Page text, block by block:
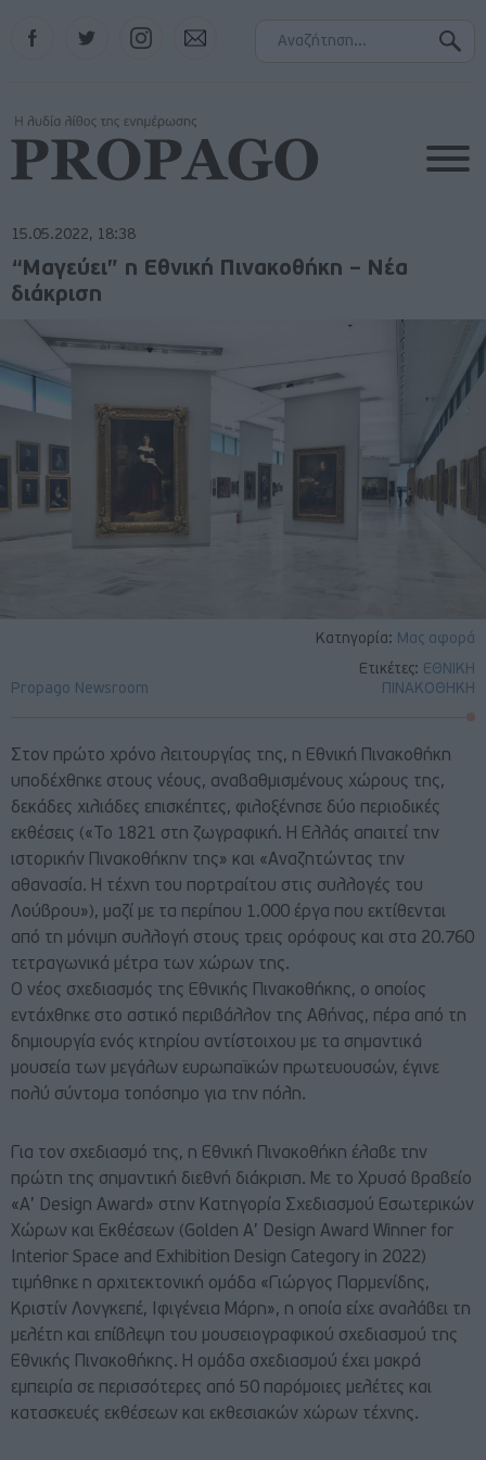
Instagram
15.05.2022, 18:38
Κατηγορία: Μας αφορά
Ετικέτες: ΕΘΝΙΚΗ
ΠΙΝΑΚΟΘΗΚΗ
Propago Newsroom
“Μαγεύει” η Εθνική Πινακοθήκη – Νέα
διάκριση
​​Στον πρώτο χρόνο λειτουργίας της, η Εθνική Πινακοθήκη
υποδέχθηκε στους νέους, αναβαθμισμένους χώρους της,
δεκάδες χιλιάδες επισκέπτες, φιλοξένησε δύο περιοδικές
εκθέσεις («Το 1821 στη ζωγραφική. Η Ελλάς απαιτεί την
ιστορικήν Πινακοθήκην της» και «Αναζητώντας την
αθανασία. Η τέχνη του πορτραίτου στις συλλογές του
Λούβρου»), μαζί με τα περίπου 1.000 έργα που εκτίθενται
από τη μόνιμη συλλογή στους τρεις ορόφους και στα 20.760
τετραγωνικά μέτρα των χώρων της.
Ο νέος σχεδιασμός της Εθνικής Πινακοθήκης, ο οποίος
εντάχθηκε στο αστικό περιβάλλον της Αθήνας, πέρα από τη
δημιουργία ενός κτηρίου αντίστοιχου με τα σημαντικά
μουσεία των μεγάλων ευρωπαϊκών πρωτευουσών, έγινε
πολύ σύντομα τοπόσημο για την πόλη.
Για τον σχεδιασμό της, η Εθνική Πινακοθήκη έλαβε την
πρώτη της σημαντική διεθνή διάκριση. Με το Χρυσό βραβείο
«Α’ Design Award» στην Κατηγορία Σχεδιασμού Εσωτερικών
Χώρων και Εκθέσεων (Golden Α’ Design Award Winner for
Interior Space and Exhibition Design Category in 2022)
τιμήθηκε η αρχιτεκτονική ομάδα «Γιώργος Παρμενίδης,
Κριστίν Λονγκεπέ, Ιφιγένεια Μάρη», η οποία είχε αναλάβει τη
μελέτη και επίβλεψη του μουσειογραφικού σχεδιασμού της
Εθνικής Πινακοθήκης. Η ομάδα σχεδιασμού έχει μακρά
εμπειρία σε περισσότερες από 50 παρόμοιες μελέτες και
κατασκευές εκθέσεων και εκθεσιακών χώρων τέχνης.